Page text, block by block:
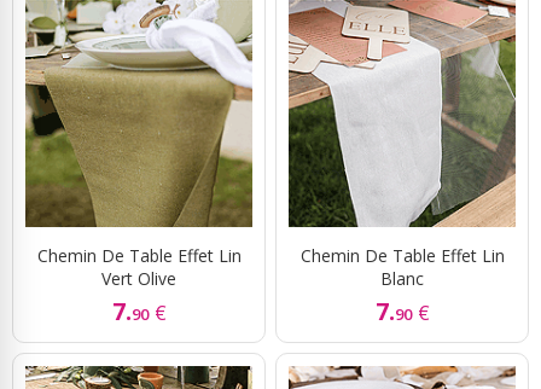
Chemin De Table Effet Lin
Vert Olive
7.90 €
Chemin De Table Effet Lin
Blanc
7.90 €